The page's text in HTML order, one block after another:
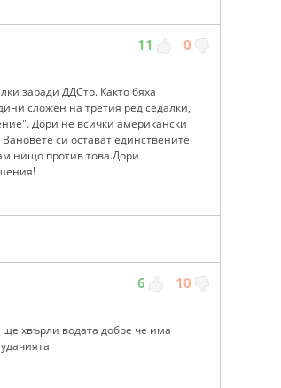
11 0
заради ДДСто. Както бяха
сложен на третия ред седалки,
Дори не всички американски
си остават единствените
нищо против това.Дори
6 10
хвърли водата добре че има